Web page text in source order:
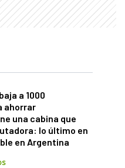
a 1000
ahorrar
una cabina que
lo último en
en Argentina